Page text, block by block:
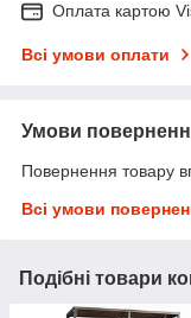
Оплата картою
Всі умови оплати
Умови
Повернення товару
Всі умови
Подібні товари